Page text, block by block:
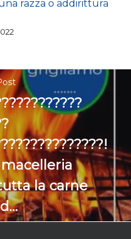
razza o addirittura
la carne